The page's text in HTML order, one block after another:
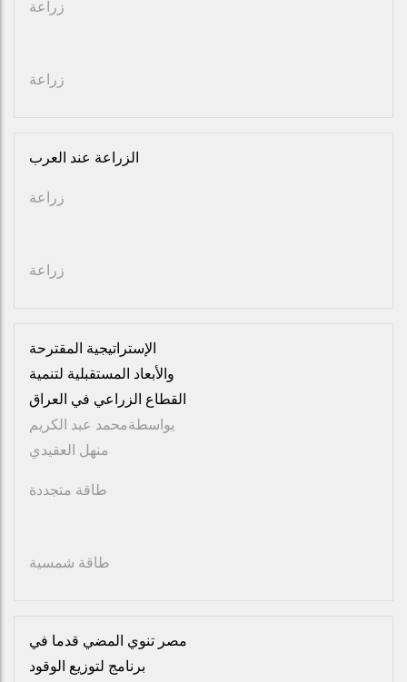
زراعة
زراعة
الزراعة عند العرب
زراعة
زراعة
الإستراتيجية المقترحة
والأبعاد المستقبلية لتنمية
القطاع الزراعي في العراق
يواسطةمحمد عبد الكريم
منهل العقيدي
طاقة متجددة
طاقة شمسية
مصر تنوي المضي قدما في
برنامج لتوزيع الوقود